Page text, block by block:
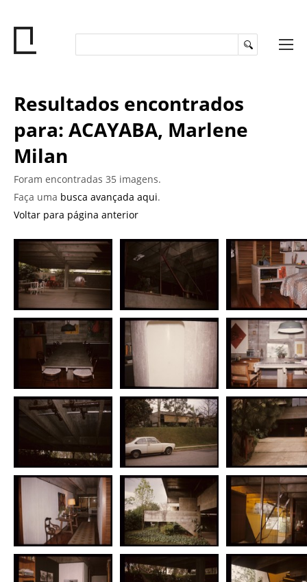
Resultados encontrados
para: ACAYABA, Marlene
Milan
Foram encontradas 35 imagens.
Faça uma busca avançada aqui.
Voltar para página anterior